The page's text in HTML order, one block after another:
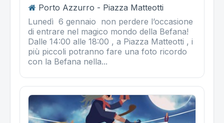
Porto Azzurro - Piazza Matteotti
Lunedì 6 gennaio non perdere l’occasione
di entrare nel magico mondo della Befana!
Dalle 14:00 alle 18:00 , a Piazza Matteotti , i
più piccoli potranno fare una foto ricordo
con la Befana nella...